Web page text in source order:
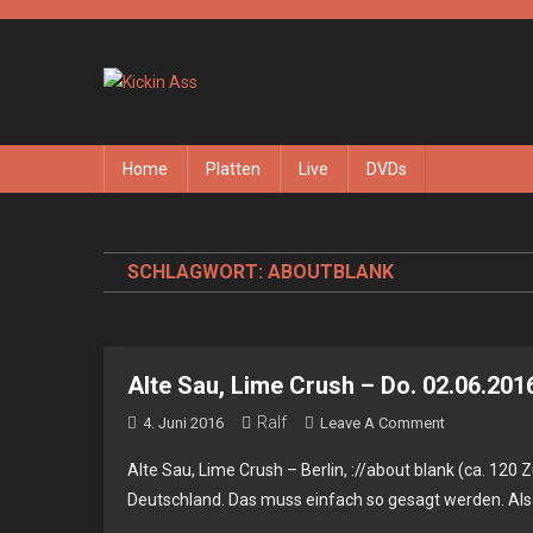
Home Platten Live DVDs
SCHLAGWORT: ABOUTBLANK
Alte Sau, Lime Crush – Do.
4. Juni 2016 Ralf Leave A CommentOn
Sau,
Lime
Alte Sau, Lime Crush – Berlin, ://about blank (ca.
Deutschland. Das muss einfach so gesagt werden. Als